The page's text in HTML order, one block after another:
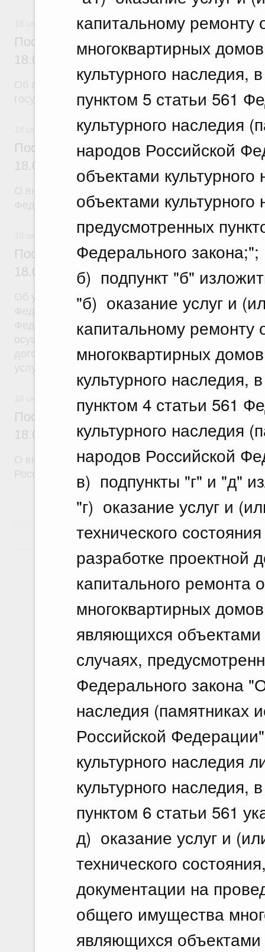
капитальному
многоквартирных
культурного наследия,
пунктом 5 статьи 561
культурного наследия
народов Российской
объектами
объектами
предусмотренных
Федерального закона;";
б) подпункт "б"
"б) оказание услуг и
капитальному
многоквартирных
культурного наследия,
пунктом 4 статьи 561
культурного наследия
народов Российской
в) подпункты "г" и "д"
"г) оказание услуг и
технического
разработке проектной
капитального ремонта
многоквартирных
являющихся объектами
случаях,
Федерального закона
наследия (памятниках
Российской
культурного наследия
культурного наследия,
пунктом 6 статьи 561
д) оказание услуг и
технического
документации на
общего имущества
являющихся объектами
Постановление Правительства
18.07.2026 г. № 904
Об авансировании
государственных контрактов
Постановление Правительства
18.07.2026 г. № 909
Федерации от 17 февраля 2024 г. № 179
Постановление Правительства
18.07.2026 г. № 908
Об утверждении Правил уведомления частным
Федеральной службы войск национальной
Федерации (территориального органа),
осуществление частной детективной
договора на оказание сыскных услуг и об
Постановление Правительства
18.07.2026 г. № 910
О внесении изменений в некоторые акты
Российской Федерации
Показать еще